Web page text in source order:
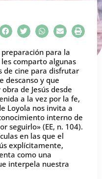
para la
les comparto algunas
de cine para disfrutar
descanso y que
de Jesús desde
a la vez por la fe,
Loyola nos invita a
interno de
seguirlo» (EE, n. 104).
en las que el
explícitamente,
como una
interpela nuestra